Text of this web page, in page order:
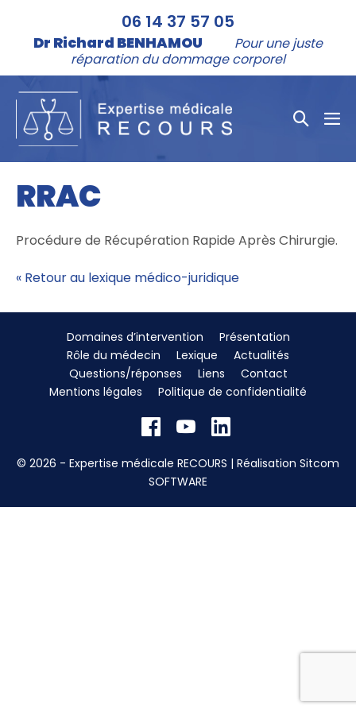
contenu
06 14 37 57 05
Dr Richard BENHAMOU
Pour une juste
réparation du dommage corporel
RRAC
Procédure de Récupération Rapide Après Chirurgie.
« Retour au lexique médico-juridique
Domaines d’intervention
Présentation
Rôle du médecin
Lexique
Actualités
Questions/réponses
Liens
Contact
Mentions légales
Politique de confidentialité
© 2026 - Expertise médicale RECOURS | Réalisation Sitcom
SOFTWARE